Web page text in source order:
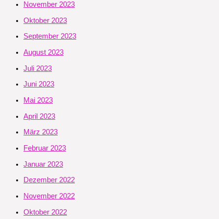
November 2023
Oktober 2023
September 2023
August 2023
Juli 2023
Juni 2023
Mai 2023
April 2023
März 2023
Februar 2023
Januar 2023
Dezember 2022
November 2022
Oktober 2022